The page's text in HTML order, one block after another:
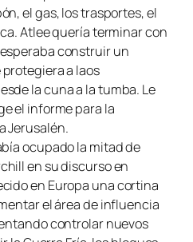
el gas, los trasportes, el
Atlee quería terminar con
construir un
a laos
la cuna a la tumba. Le
el informe para la
Jerusalén.
ocupado la mitad de
en su discurso en
en Europa una cortina
el área de influencia
controlar nuevos